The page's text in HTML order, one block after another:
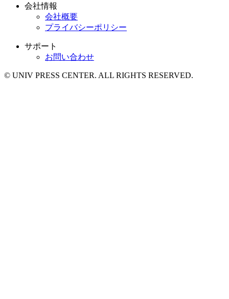
会社情報
会社概要
プライバシーポリシー
サポート
お問い合わせ
© UNIV PRESS CENTER. ALL RIGHTS RESERVED.